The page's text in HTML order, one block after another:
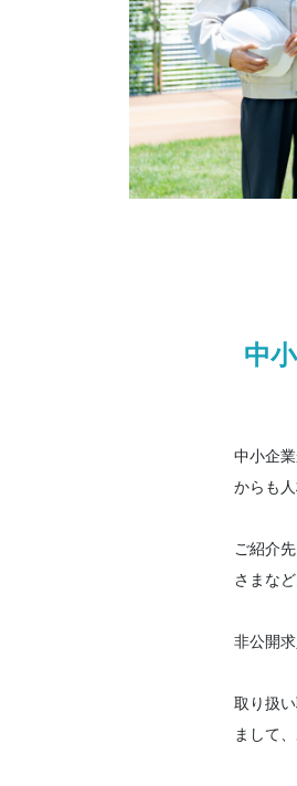
中
中小企
からも
ご紹介
さまな
非公開
取り扱
まして